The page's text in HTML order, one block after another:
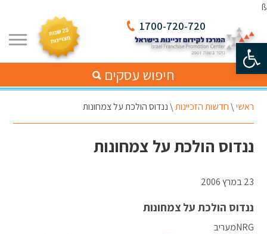
פתח סרגל נגישות
ß
1700-720-720
חיפוש עסקים
ראשי\חדשות הזכיינות\ננדוס הולכת על צמחונות
ננדוס הולכת על צמחונות
23 במרץ 2006
ננדוס הולכת על צמחונות
NRGמעריב